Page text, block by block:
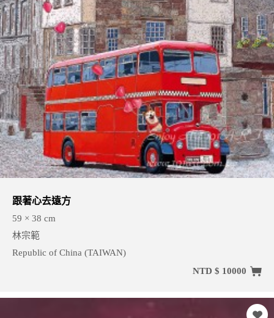
跟著心去遠方
59 × 38 cm
林宗範
Republic of China (TAIWAN)
NTD $ 10000